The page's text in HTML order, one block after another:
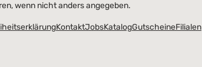
wenn nicht anders angegeben.
KontaktJobsKatalogGutscheineFilialen